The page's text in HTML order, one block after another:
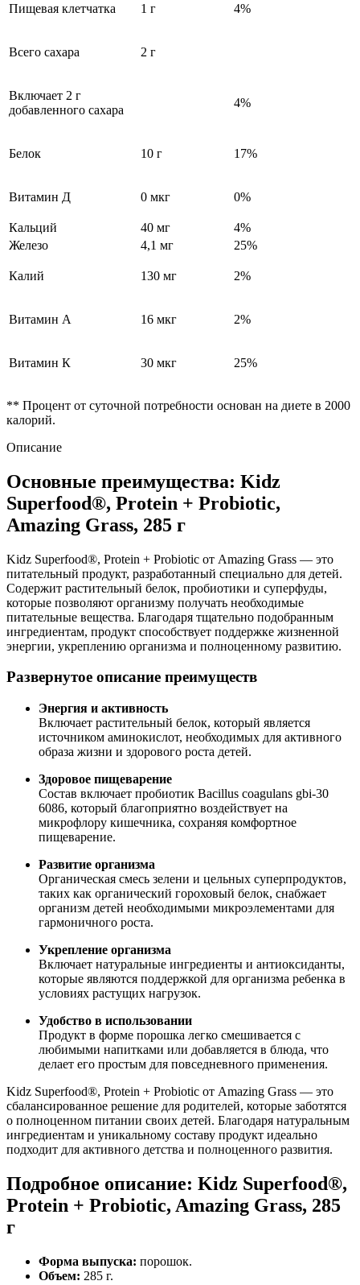
Пищевая клетчатка 1 г 4%
Всего сахара 2 г
Включает 2 г
добавленного сахара
4%
Белок 10 г 17%
Витамин Д 0 мкг 0%
Кальций 40 мг
4%
Железо
4,1 мг 25%
Калий 130 мг 2%
Витамин А 16 мкг 2%
Витамин К 30 мкг 25%
** Процент от суточной потребности основан на диете в 2000
калорий.
Описание
Основные преимущества: Kidz
Superfood®, Protein + Probiotic,
Amazing Grass, 285 г
Kidz Superfood®, Protein + Probiotic от Amazing Grass — это
питательный продукт, разработанный специально для детей.
Содержит растительный белок, пробиотики и суперфуды,
которые позволяют организму получать необходимые
питательные вещества. Благодаря тщательно подобранным
ингредиентам, продукт способствует поддержке жизненной
энергии, укреплению организма и полноценному развитию.
Развернутое описание преимуществ
Энергия и активность
Включает растительный белок, который является
источником аминокислот, необходимых для активного
образа жизни и здорового роста детей.
Здоровое пищеварение
Состав включает пробиотик Bacillus coagulans gbi-30
6086, который благоприятно воздействует на
микрофлору кишечника, сохраняя комфортное
пищеварение.
Развитие организма
Органическая смесь зелени и цельных суперпродуктов,
таких как органический гороховый белок, снабжает
организм детей необходимыми микроэлементами для
гармоничного роста.
Укрепление организма
Включает натуральные ингредиенты и антиоксиданты,
которые являются поддержкой для организма ребенка в
условиях растущих нагрузок.
Удобство в использовании
Продукт в форме порошка легко смешивается с
любимыми напитками или добавляется в блюда, что
делает его простым для повседневного применения.
Kidz Superfood®, Protein + Probiotic от Amazing Grass — это
сбалансированное решение для родителей, которые заботятся
о полноценном питании своих детей. Благодаря натуральным
ингредиентам и уникальному составу продукт идеально
подходит для активного детства и полноценного развития.
Подробное описание: Kidz Superfood®,
Protein + Probiotic, Amazing Grass, 285
г
Форма выпуска: порошок.
Объем: 285 г.